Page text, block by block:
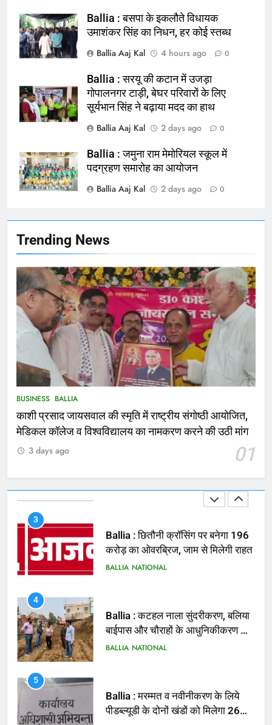
Trending News
BUSINESS BALLIA
काशी प्रसाद जायसवाल की स्मृति में राष्ट्रीय संगोष्ठी आयोजित,
मेडिकल कॉलेज व विश्वविद्यालय का नामकरण करने की उठी मांग
01
3 days ago
164
चिकित्सक, किया प्रदर्शन
NATIONAL बलिया
165
Ballia : बलिया बलिदान दिवस के मौके पर
NATIONAL बलिया
166
फांसी लगाकर दी जान
NATIONAL
167
Ballia : थैंक्यू बलिया पुलिस: पीड़िता को
मिले 1.38 लाख रूपये
NATIONAL बलिया
कोचिंग सेंटर में लगी भीषण आग, जान
बचाने के लिए छात्रों ने लगाई छलांग, कई
2
भरत तिवारी एनकाउंटर मामले को लेकर
सियासत तेज, भाजपा सांसद ने बताई हत्या
NATIONAL POLITICS
3
करोड़ का ओवरब्रिज, जाम से मिलेगी राहत
BALLIA NATIONAL
4
बाईपास और चौराहों के आधुनिकीकरण की
तैयारी तेज
BALLIA
5
पीडब्ल्यूडी के दोनों खंडों को मिलेगा 26
करोड़
BALLIA NATIONAL
Ballia : बसपा के इकलौते विधायक
उमाशंकर सिंह का निधन, हर कोई स्तब्ध
Ballia Aaj Kal
4 hours ago 0
Ballia : सरयू की कटान में उजड़ा
गोपालनगर टाड़ी, बेघर परिवारों के लिए
सूर्यभान सिंह ने बढ़ाया मदद का हाथ
Ballia Aaj Kal
2 days ago 0
Ballia : जमुना राम मेमोरियल स्कूल में
पदग्रहण समारोह का आयोजन
Ballia Aaj Kal
2 days ago 0